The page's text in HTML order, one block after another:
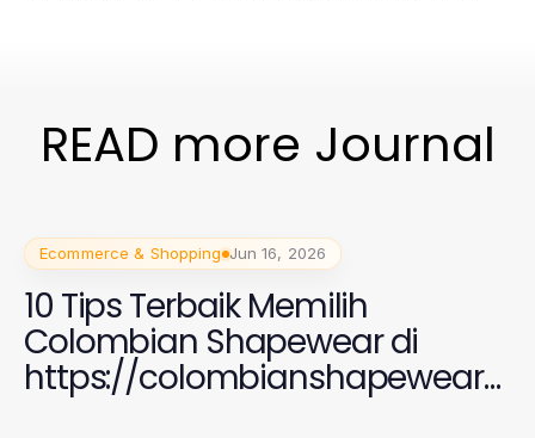
READ more Journal
Ecommerce & Shopping Jun 16, 2026
10 Tips Terbaik Memilih
Colombian Shapewear di
https://colombianshapewearg
aless.com untuk Wanita